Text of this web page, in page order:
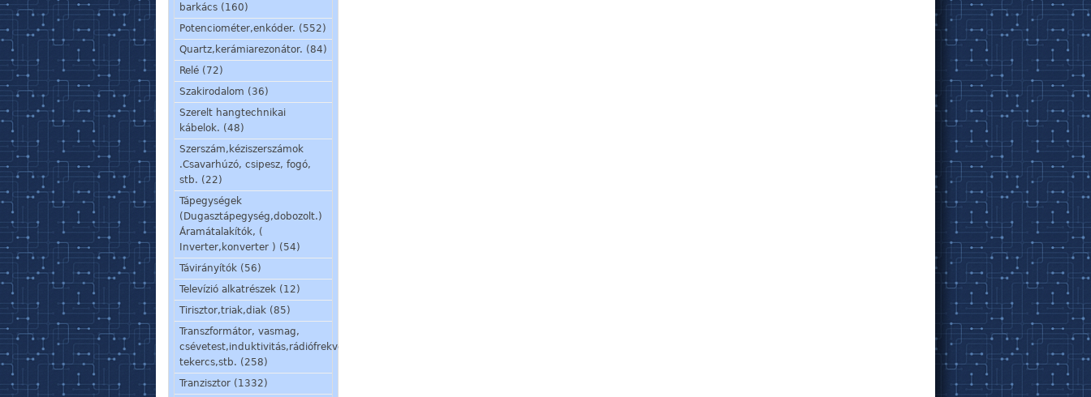
barkács (160)
Potenciométer,enkóder. (552)
Quartz,kerámiarezonátor. (84)
Relé (72)
Szakirodalom (36)
Szerelt hangtechnikai
kábelok. (48)
Szerszám,kéziszerszámok
.Csavarhúzó, csipesz, fogó,
stb. (22)
Tápegységek
(Dugasztápegység,dobozolt.)
Áramátalakítók, (
Inverter,konverter ) (54)
Távirányítók (56)
Televízió alkatrészek (12)
Tirisztor,triak,diak (85)
Transzformátor, vasmag,
csévetest,induktivitás,rádiófrekvenciás
tekercs,stb. (258)
Tranzisztor (1332)